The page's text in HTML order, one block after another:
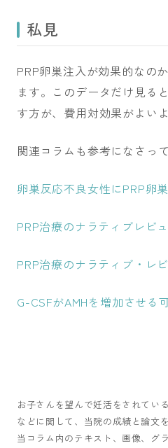
私見
PRP卵巣注入が効果的なの
ます。このデータだけ見る
す方が、費用対効果がよい
関連コラムも参考になさっ
卵巣反応不良女性にPRP卵
PRP治療のナラティブレビ
PRP治療のナラティブ・レ
G-CSFがAMHを増加させる
お子さんを望んで妊活をされてい
などに関して、当院の成績と論文
当コラム内のテキスト、画像、グ